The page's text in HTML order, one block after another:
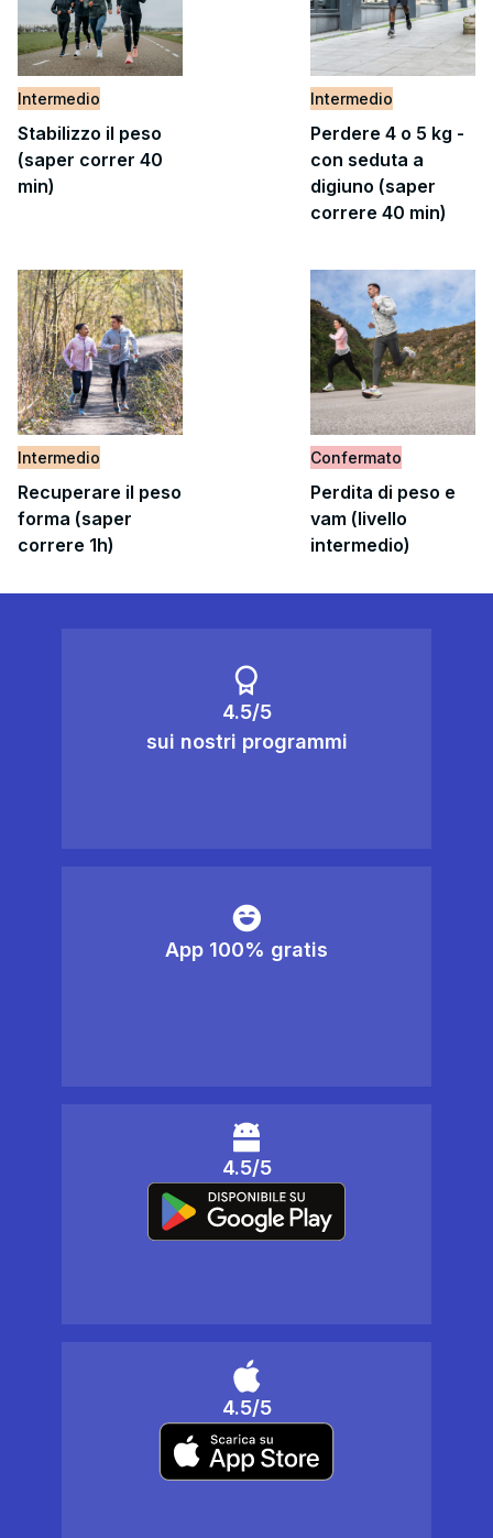
Intermedio
Stabilizzo il peso
(saper correr 40
min)
Intermedio
Perdere 4 o 5 kg -
con seduta a
digiuno (saper
correre 40 min)
Intermedio
Recuperare il peso
forma (saper
correre 1h)
Confermato
Perdita di peso e
vam (livello
intermedio)
4.5/5
sui nostri programmi
App 100% gratis
4.5/5
4.5/5